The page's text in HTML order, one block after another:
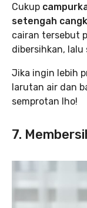
Cukup
setengah
cairan tersebut
dibersihkan, lalu
Jika ingin lebih
larutan air dan
semprotan lho!
7.